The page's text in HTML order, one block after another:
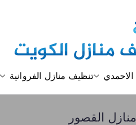
تنظيف منازل
تنظيف منازل الكويت
تنظيف منازل الفروانية
القصور